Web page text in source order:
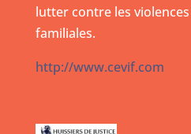
lutter contre les
familiales.
http://www.cevif.com